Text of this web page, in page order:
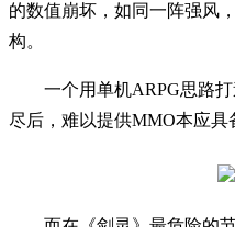
的数值崩坏，如同一阵强风
构。
一个用单机ARPG思路
尽后，难以提供MMO本应具